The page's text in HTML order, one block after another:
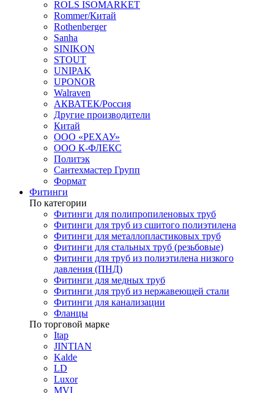
ROLS ISOMARKET
Rommer/Китай
Rothenberger
Sanha
SINIKON
STOUT
UNIPAK
UPONOR
Walraven
АКВАТЕК/Россия
Другие производители
Китай
ООО «РЕХАУ»
ООО К-ФЛЕКС
Политэк
Сантехмастер Групп
Формат
Фитинги
По категории
Фитинги для полипропиленовых труб
Фитинги для труб из сшитого полиэтилена
Фитинги для металлопластиковых труб
Фитинги для стальных труб (резьбовые)
Фитинги для труб из полиэтилена низкого
давления (ПНД)
Фитинги для медных труб
Фитинги для труб из нержавеющей стали
Фитинги для канализации
Фланцы
По торговой марке
Itap
JINTIAN
Kalde
LD
Luxor
MVI